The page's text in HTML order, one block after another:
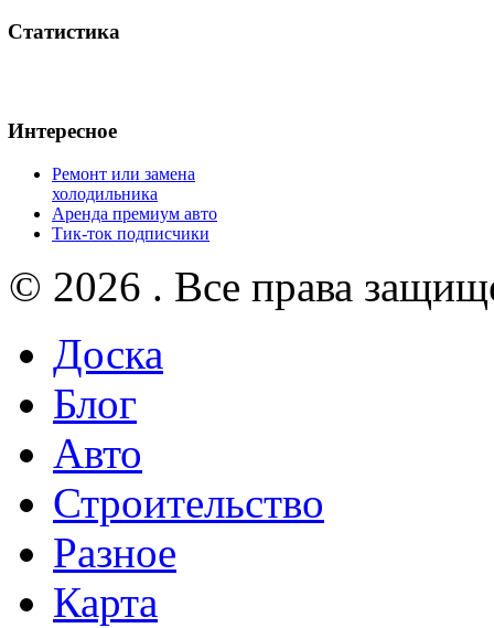
Статистика
Интересное
Ремонт или замена
холодильника
Аренда премиум авто
Тик-ток подписчики
© 2026 . Все права
Доска
Блог
Авто
Строительство
Разное
Карта